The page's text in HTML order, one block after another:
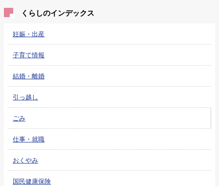
くらしのインデックス
妊娠・出産
子育て情報
結婚・離婚
引っ越し
ごみ
仕事・就職
おくやみ
国民健康保険